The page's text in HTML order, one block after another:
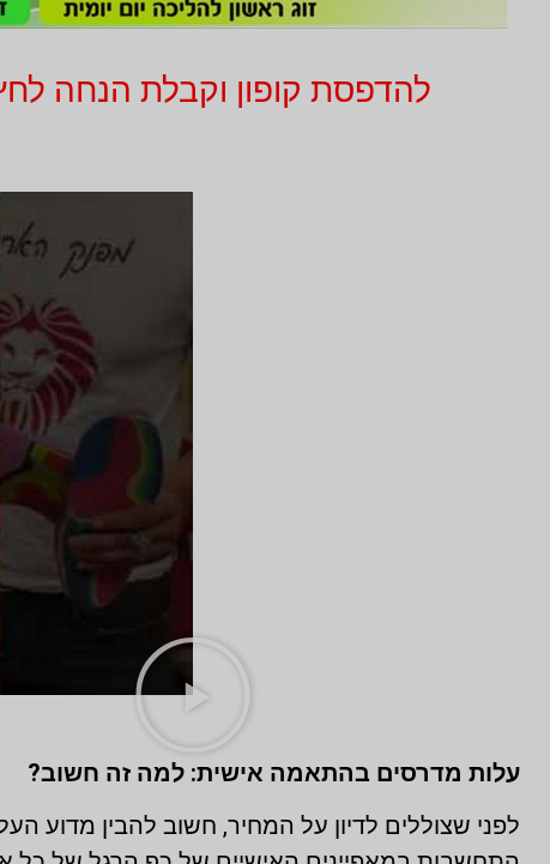
להדפסת קופון וקבלת הנחה
עלות מדרסים בהתאמה אישית: למה זה חשוב?
לפני שצוללים לדיון על המחיר, חשוב להבין